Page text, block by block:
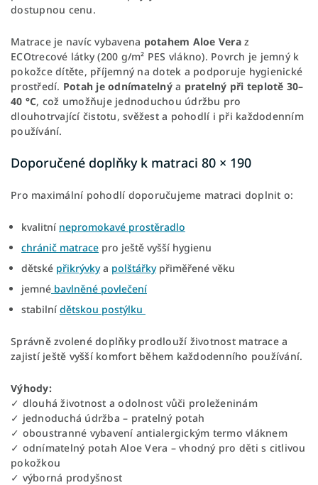
dostupnou cenu.
Matrace je navíc vybavena potahem Aloe Veraz
ECOtrecové látky (200 g/m² PES vlákno). Povrch je jemný k
pokožce dítěte, příjemný na dotek a podporuje hygienické
prostředí. Potah je odnímatelnýa pratelný při teplotě 30–
40 °C, což umožňuje jednoduchou údržbu pro
dlouhotrvající čistotu, svěžest a pohodlí i při každodenním
používání.
Doporučené doplňky k matraci 80 × 190
Pro maximální pohodlí doporučujeme matraci doplnit o:
kvalitní nepromokavé prostěradlo
chránič matrace pro ještě vyšší hygienu
dětské přikrývkya polštářkypřiměřené věku
jemné bavlněné povlečení
stabilní dětskou postýlku
Správně zvolené doplňky prodlouží životnost matrace a
zajistí ještě vyšší komfort během každodenního používání.
Výhody:
✓ dlouhá životnost a odolnost vůči proleženinám
✓ jednoduchá údržba – pratelný potah
✓ oboustranné vybavení antialergickým termo vláknem
✓ odnímatelný potah Aloe Vera – vhodný pro děti s citlivou
pokožkou
✓ výborná prodyšnost